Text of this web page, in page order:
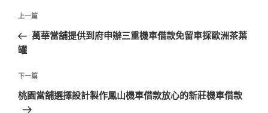
文
導
覽
上
一
篇
章
上一篇
萬華當舖提供到府申辦三重機車借款免留車採歐洲茶葉
罐
下
一
篇
下一篇
桃園當舖選擇設計製作鳳山機車借款放心的新莊機車借款